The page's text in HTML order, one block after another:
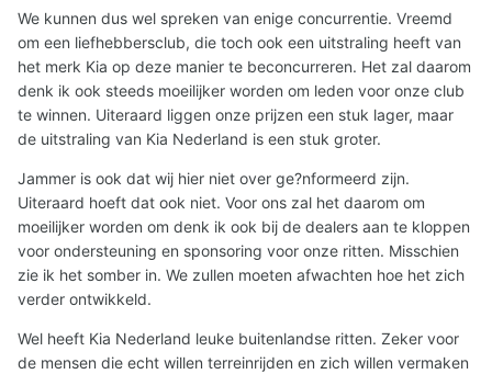
We kunnen dus wel spreken van enige concurrentie. Vreemd
om een liefhebbersclub, die toch ook een uitstraling heeft van
het merk Kia op deze manier te beconcurreren. Het zal daarom
denk ik ook steeds moeilijker worden om leden voor onze club
te winnen. Uiteraard liggen onze prijzen een stuk lager, maar
de uitstraling van Kia Nederland is een stuk groter.
Jammer is ook dat wij hier niet over ge?nformeerd zijn.
Uiteraard hoeft dat ook niet. Voor ons zal het daarom om
moeilijker worden om denk ik ook bij de dealers aan te kloppen
voor ondersteuning en sponsoring voor onze ritten. Misschien
zie ik het somber in. We zullen moeten afwachten hoe het zich
verder ontwikkeld.
Wel heeft Kia Nederland leuke buitenlandse ritten. Zeker voor
de mensen die echt willen terreinrijden en zich willen vermaken